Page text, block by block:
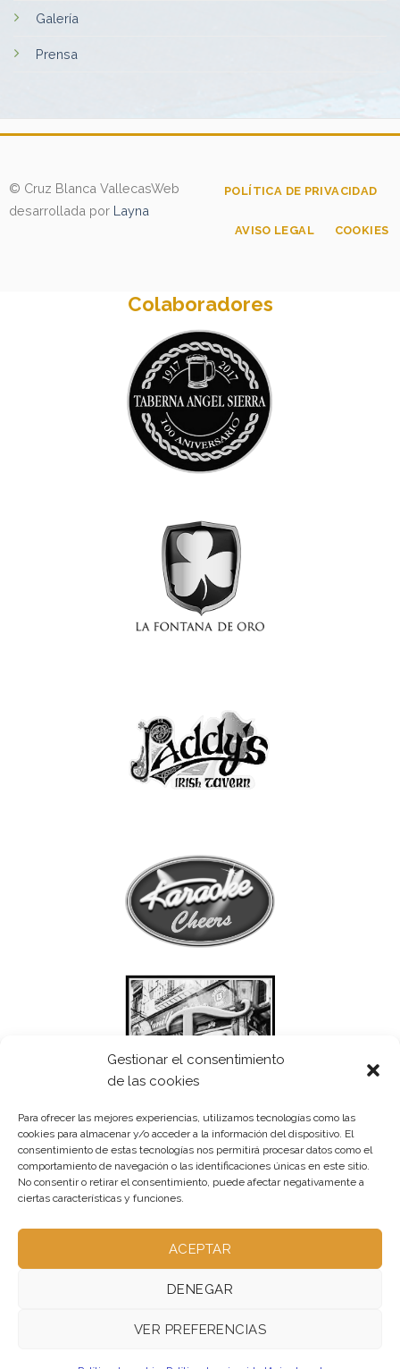
Gestionar el consentimiento
de las cookies
Para ofrecer las mejores experiencias, utilizamos tecnologías como las
cookies para almacenar y/o acceder a la información del dispositivo. El
consentimiento de estas tecnologías nos permitirá procesar datos como el
comportamiento de navegación o las identificaciones únicas en este sitio.
No consentir o retirar el consentimiento, puede afectar negativamente a
ciertas características y funciones.
ACEPTAR
DENEGAR
VER PREFERENCIAS
Galería
Prensa
© Cruz Blanca VallecasWeb
desarrollada por Layna
POLÍTICA DE PRIVACIDAD
AVISO LEGAL COOKIES
Colaboradores